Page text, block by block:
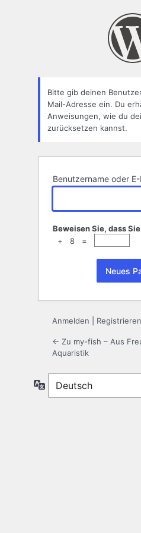
Bitte gib deinen
Mail-Adresse ein. Du
Anweisungen, wie du
zurücksetzen kannst.
Benutzername oder
Beweisen Sie, dass
+ 8 =
Anmelden Registrieren
← Zu my-fish – Aus
Aquaristik
Sprache